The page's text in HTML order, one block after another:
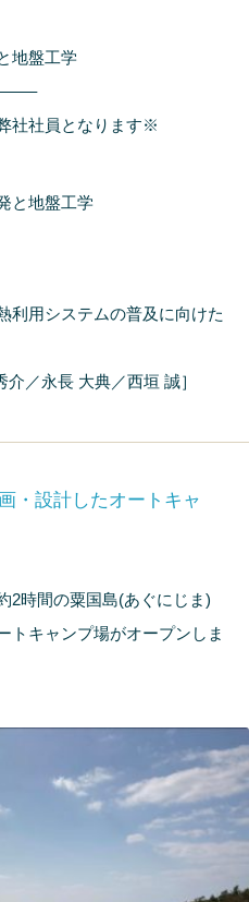
地盤工学
社社員となります※
と地盤工学
利用システムの普及に向けた
介／永長 大典／西垣 誠］
・設計したオートキャ
2時間の粟国島(あぐにじま)
トキャンプ場がオープンしま